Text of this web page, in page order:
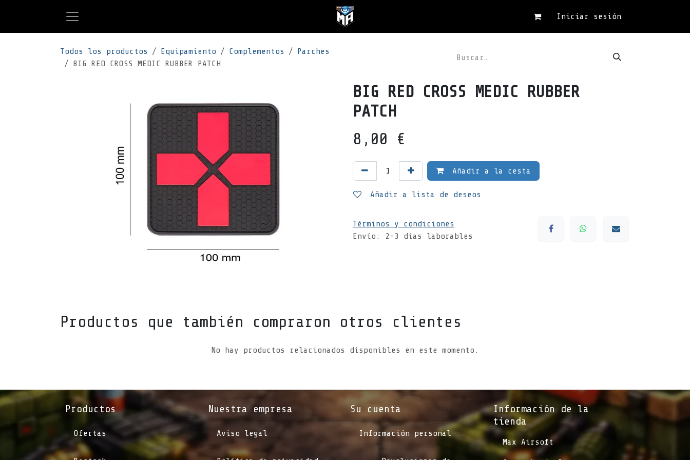
Iniciar sesión
Todos los productos Equipamiento Complementos
Parches
BIG RED CROSS MEDIC RUBBER PATCH
BIG RED CROSS MEDIC RUBBER
PATCH
8,00 €
Añadir a la cesta
Añadir a lista de deseos
Términos y condiciones
Envío: 2-3 días laborables
Productos que también compraron otros clientes
No hay productos relacionados disponibles en este momento.
Productos
Ofertas
Información de la
tienda​
​Max Airsoft
Su cuenta
Información personal
Nuestra empresa
Aviso legal